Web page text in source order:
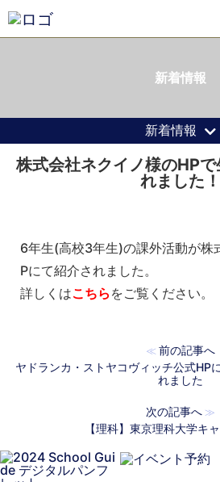
新着情報
新着情報
株式会社ネクイノ様のHP
れました！
6年生(高校3年生)の課外活動が株
Pにて紹介されました。
詳しくはこちら をご覧ください。
≪ 前の記事へ
ヤドランカ・ストヤコヴィッチ公式HP
れました
次の記事へ ≫
【理科】東京理科大学キ